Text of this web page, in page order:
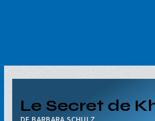
Le Secret de